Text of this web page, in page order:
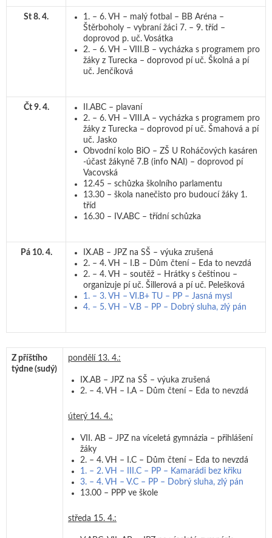
St 8. 4.
1. – 6. VH – malý fotbal – BB Aréna –
Štěrboholy – vybraní žáci 7. – 9. tříd –
doprovod p. uč. Vosátka
2. – 6. VH – VIII.B – vycházka s programem pro
žáky z Turecka – doprovod pí uč. Školná a pí
uč. Jenčíková
Čt 9. 4.
II.ABC – plavaní
2. – 6. VH – VIII.A – vycházka s programem pro
žáky z Turecka – doprovod pí uč. Šmahová a pí
uč. Jasko
Obvodní kolo BiO – ZŠ U Roháčových kasáren
-účast žákyně 7.B (info NAI) – doprovod pí
Vacovská
12.45 – schůzka školního parlamentu
13.30 – škola nanečisto pro budoucí žáky 1.
tříd
16.30 – IV.ABC – třídní schůzka
Pá 10. 4.
IX.AB – JPZ na SŠ – výuka zrušená
2. – 4. VH – I.B – Dům čtení – Eda to nevzdá
2. – 4. VH – soutěž – Hrátky s češtinou –
organizuje pí uč. Šillerová a pí uč. Pelešková
1. – 3. VH – VI.B+ TU – PP – Jasná mysl
4. – 5. VH – V.B – PP – Dobrý sluha, zlý pán
Z příštího
týdne (sudý)
pondělí 13. 4.:
IX.AB – JPZ na SŠ – výuka zrušená
2. – 4. VH – I.A – Dům čtení – Eda to nevzdá
úterý 14. 4.:
VII. AB – JPZ na víceletá gymnázia – přihlášení
žáky
2. – 4. VH – I.C – Dům čtení – Eda to nevzdá
1. – 2. VH – III.C – PP – Kamarádi bez křiku
3. – 4. VH – V.C – PP – Dobrý sluha, zlý pán
13.00 – PPP ve škole
středa 15. 4.: